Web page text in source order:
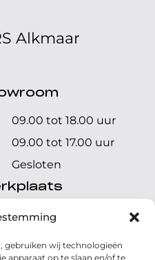
gebruiken wij technologieën
apparaat op te slaan en/of te
Alkmaar
09.00 tot 18.00 uur
09.00 tot 17.00 uur
Gesloten
08.00 tot 17.00 uur